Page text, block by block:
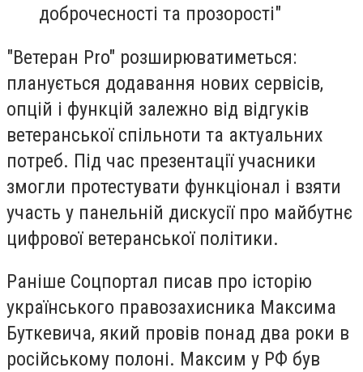
доброчесності та прозорості"
"Ветеран Pro" розширюватиметься:
планується додавання нових сервісів,
опцій і функцій залежно від відгуків
ветеранської спільноти та актуальних
потреб. Під час презентації учасники
змогли протестувати функціонал і взяти
участь у панельній дискусії про майбутнє
цифрової ветеранської політики.
Раніше Соцпортал писав про історію
українського правозахисника Максима
Буткевича, який провів понад два роки в
російському полоні. Максим у РФ був